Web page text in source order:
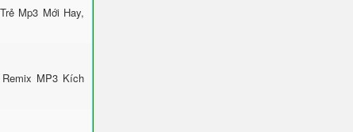
Mp3 Mới Hay,
MP3 Kích